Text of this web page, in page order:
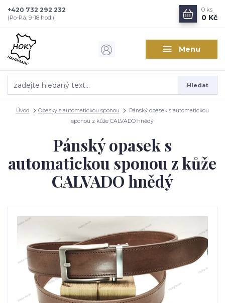
Menu
Hledat
+420 732 292 232
(Po-Pá, 9-18 hod.)
0 ks
0 Kč
Úvod Opasky s automatickou sponou
Pánský opasek s automatickou
sponou z kůže CALVADO hnědý
Pánský opasek s
automatickou sponou z kůže
CALVADO hnědý